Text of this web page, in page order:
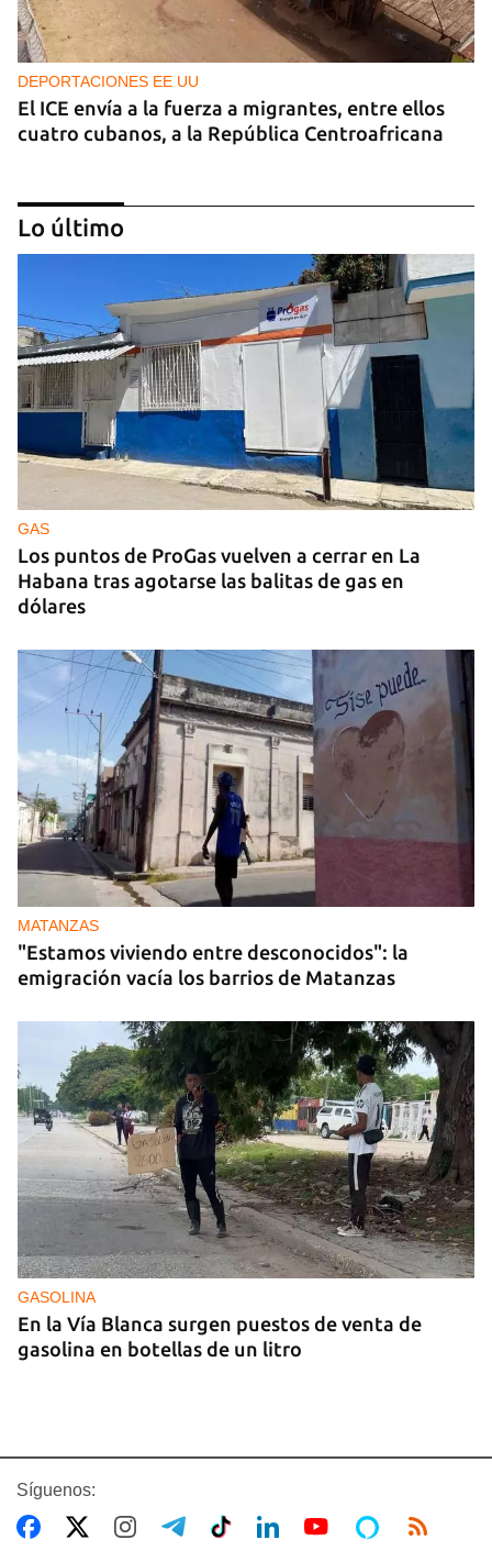
DEPORTACIONES EE UU
El ICE envía a la fuerza a migrantes, entre ellos
cuatro cubanos, a la República Centroafricana
GUERRA
Ucrania ataca otro centro logístico del Amazon
ruso, esta vez en los Urales
Lo último
GAS
Los puntos de ProGas vuelven a cerrar en La
Habana tras agotarse las balitas de gas en
dólares
MATANZAS
"Estamos viviendo entre desconocidos": la
emigración vacía los barrios de Matanzas
GASOLINA
En la Vía Blanca surgen puestos de venta de
gasolina en botellas de un litro
Síguenos: